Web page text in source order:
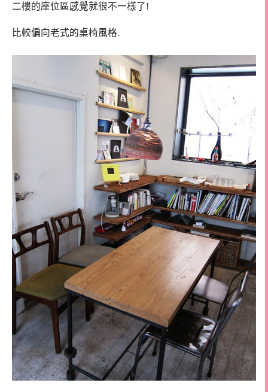
二樓的座位區感覺就很不一樣了!
比較偏向老式的桌椅風格.